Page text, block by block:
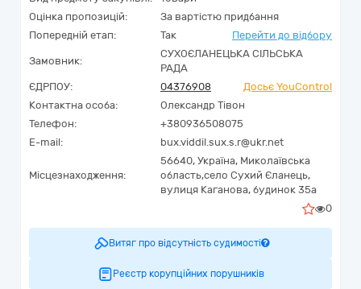
Оцінка пропозицій:
За вартістю придбання
Попередній етап:
Так Перейти до відбору
Замовник:
СУХОЄЛАНЕЦЬКА СІЛЬСЬКА
РАДА
ЄДРПОУ:
04376908
Досьє YouControl
Контактна особа:
Олександр Тівон
Телефон:
+380936508075
E-mail:
bux.viddil.sux.s.r@ukr.net
Місцезнаходження:
56640, Україна, Миколаївська
область,село Сухий Єланець,
вулиця Каганова, будинок 35а
0
Витяг про відсутність судимості
Реєстр корупційних порушників